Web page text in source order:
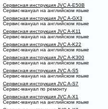
Сервисная инструкция JVC A-E50B
Сервис-мануал на английском языке
Сервисная инструкция JVC A-GX3
Сервис-мануал на английском языке
Сервисная инструкция JVC A-K11
Сервис-мануал на английском языке
Сервисная инструкция JVC A-K22
Сервис-мануал на английском языке
Сервисная инструкция JVC A-K300
Сервис-мануал на английском языке
Сервисная инструкция JVC A-S5
Сервис-мануал на английском языке
Сервисная инструкция JVC A-S7
Сервис-мануал по ремонту
Сервисная инструкция JVC A-X1
Сервис-мануал на английском языке